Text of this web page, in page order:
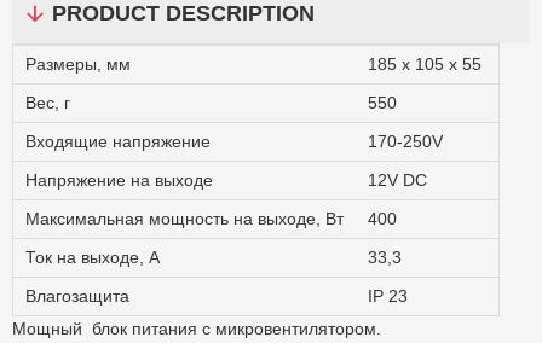
PRODUCT DESCRIPTION
Размеры, мм
185 x 105 x 55
Вес, г
550
Входящие напряжение
170-250V
Напряжение на выходе
12V DC
Максимальная мощность на выходе, Вт
400
Ток на выходе, A
33,3
Влагозащита
IP 23
Мощный блок питания с микровентилятором.